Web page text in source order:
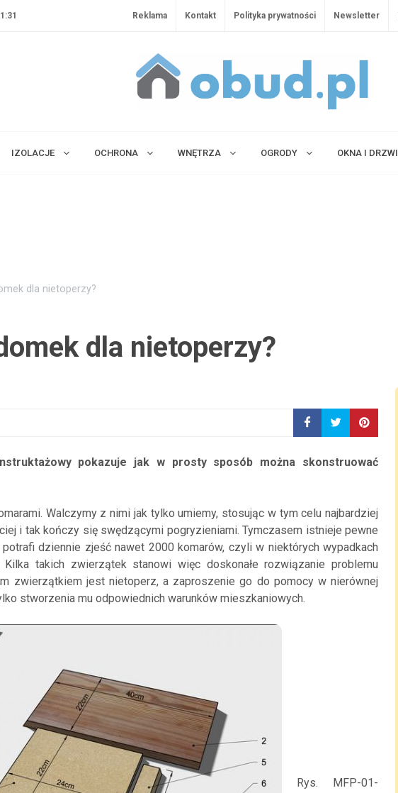
Reklama Kontakt Polityka prywatności Newsletter
IZOLACJE OCHRONA WNĘTRZA OGRODY OKNA I DRZWI
dla nietoperzy?
dla nietoperzy?
pokazuje jak w prosty sposób można skonstruować
Walczymy z nimi jak tylko umiemy, stosując w tym celu najbardziej
i tak kończy się swędzącymi pogryzieniami. Tymczasem istnieje pewne
dziennie zjeść nawet 2000 komarów, czyli w niektórych wypadkach
takich zwierzątek stanowi więc doskonałe rozwiązanie problemu
zwierzątkiem jest nietoperz, a zaproszenie go do pomocy w nierównej
stworzenia mu odpowiednich warunków mieszkaniowych.
Rys. MFP-01-